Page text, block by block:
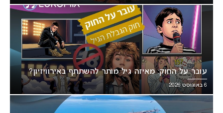
עובר על החוק: מאיזה גיל מותר להשתתף באירוויזיון?
6 באוגוסט 2026